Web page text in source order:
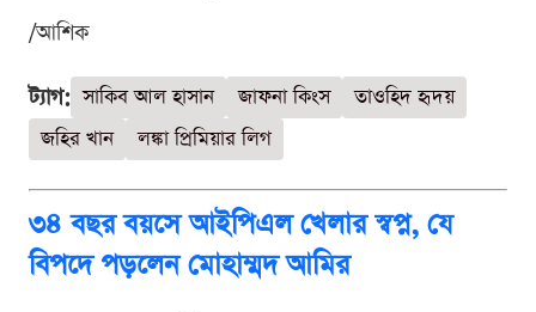
/আশিক
ট্যাগ: সাকিব আল হাসান জাফনা কিংস
তাওহিদ হৃদয়
জহির খান
লঙ্কা প্রিমিয়ার লিগ
৩৪ বছর বয়সে আইপিএল খেলার স্বপ্ন, যে
বিপদে পড়লেন মোহাম্মদ আমির